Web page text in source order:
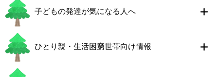
子どもの発達が気になる人へ
ひとり親・生活困窮世帯向け情報